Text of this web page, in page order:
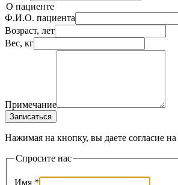
О пациенте
Ф.И.О. пациента
Возраст, лет
Вес, кг
Примечание
Записаться
Нажимая на кнопку, вы даете согласие
Спросите нас
Имя *